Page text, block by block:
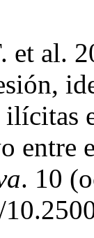
et al.
entre
. 10